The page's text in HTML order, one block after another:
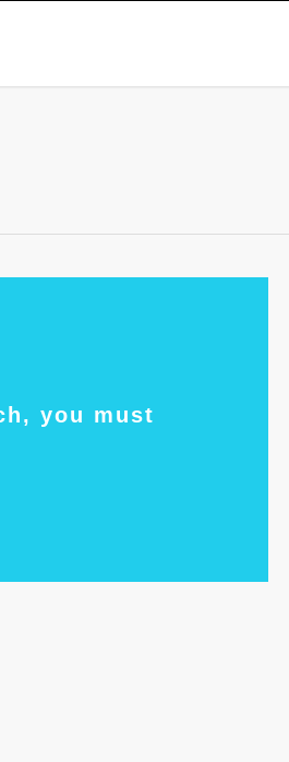
you must